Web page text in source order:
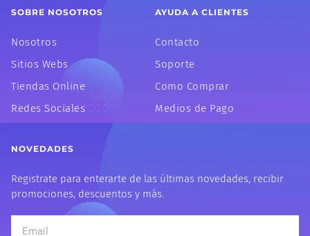
e
o
o
k
t
r
a
m
SOBRE NOSOTROS
Nosotros
Sitios Webs
Tiendas Online
Redes Sociales
AYUDA A CLIENTES
Contacto
Soporte
Como Comprar
Medios de Pago
NOVEDADES
Registrate para enterarte de las últimas novedades, recibir
promociones, descuentos y más.